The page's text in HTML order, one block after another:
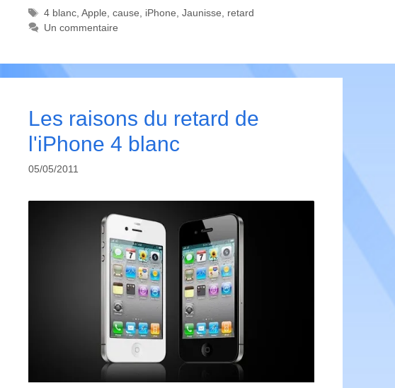
Étiquettes
4 blanc, Apple, cause, iPhone, Jaunisse, retard
Un commentaire
Les raisons du retard de
l'iPhone 4 blanc
05/05/2011